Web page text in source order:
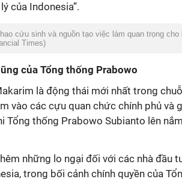
của Indonesia”.
cứu sinh và nguồn tạo việc làm quan trọng cho
Times)
của Tổng thống Prabowo
là động thái mới nhất trong
vào các cựu quan chức chính phủ và
Tổng thống Prabowo Subianto lên
những lo ngại đối với các nhà đầu
trong bối cảnh chính quyền của